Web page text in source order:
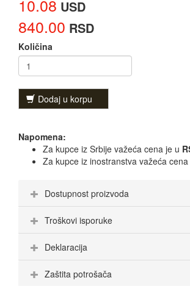
10.08 USD
840.00 RSD
Količina
Dodaj u korpu
Napomena:
Za kupce iz Srbije važeća cena je u
Za kupce iz inostranstva važeća
Dostupnost proizvoda
Troškovi isporuke
Deklaracija
Zaštita potrošača